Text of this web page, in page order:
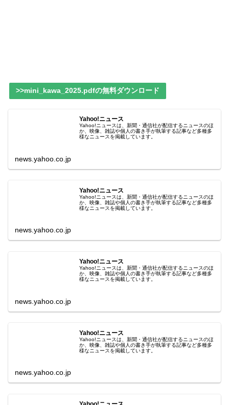
>>mini_kawa_2025.pdfの無料ダウンロード
Yahoo!ニュース
Yahoo!ニュースは、新聞・通信社が配信するニュースのほ
か、映像、雑誌や個人の書き手が執筆する記事など多種多
様なニュースを掲載しています。
news.yahoo.co.jp
Yahoo!ニュース
Yahoo!ニュースは、新聞・通信社が配信するニュースのほ
か、映像、雑誌や個人の書き手が執筆する記事など多種多
様なニュースを掲載しています。
news.yahoo.co.jp
Yahoo!ニュース
Yahoo!ニュースは、新聞・通信社が配信するニュースのほ
か、映像、雑誌や個人の書き手が執筆する記事など多種多
様なニュースを掲載しています。
news.yahoo.co.jp
Yahoo!ニュース
Yahoo!ニュースは、新聞・通信社が配信するニュースのほ
か、映像、雑誌や個人の書き手が執筆する記事など多種多
様なニュースを掲載しています。
news.yahoo.co.jp